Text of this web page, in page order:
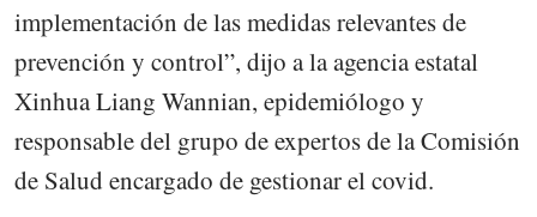
implementación de las medidas relevantes de
prevención y control”, dijo a la agencia estatal
Xinhua Liang Wannian, epidemiólogo y
responsable del grupo de expertos de la Comisión
de Salud encargado de gestionar el covid.